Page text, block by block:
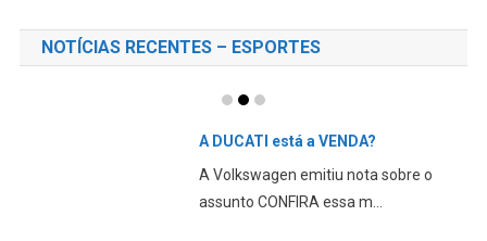
NOTÍCIAS RECENTES – ESPORTES
A DUCATI está a VENDA?
A Volkswagen emitiu nota sobre o
assunto CONFIRA essa m...